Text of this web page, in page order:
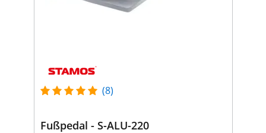
(8)
Fußpedal - S-ALU-220